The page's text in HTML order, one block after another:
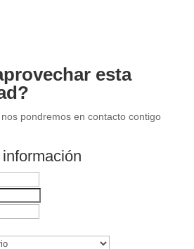
esta
pondremos en contacto contigo